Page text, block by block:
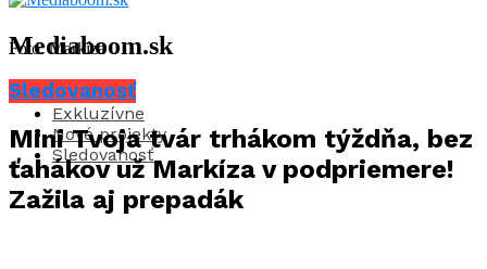
Mediaboom.sk
Aktuality
Exkluzívne
Nové projekty
Sledovanosť
Foto: Markíza
Sledovanosť
Mini Tvoja tvár trhákom týždňa, bez
ťahákov už Markíza v podpriemere!
Zažila aj prepadák